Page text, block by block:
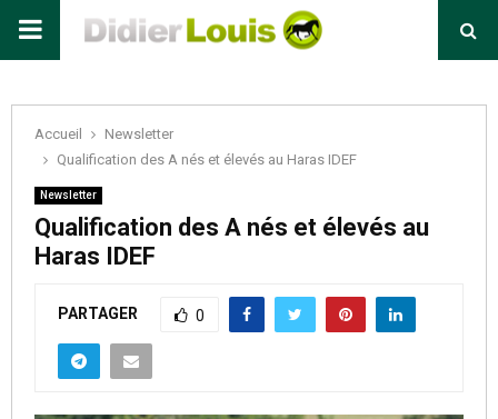
Primary
Accueil
Newsletter
Qualification des A nés et élevés au Haras IDEF
Newsletter
Qualification des A nés et élevés au
Haras IDEF
PARTAGER 0